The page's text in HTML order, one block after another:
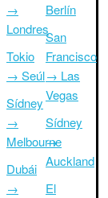
→
Londres
Tokio
→ Seúl
Sídney
→
Melbourne
Dubái
→
Berlín
San
Francisco
→ Las
Vegas
Sídney
→
Auckland
El